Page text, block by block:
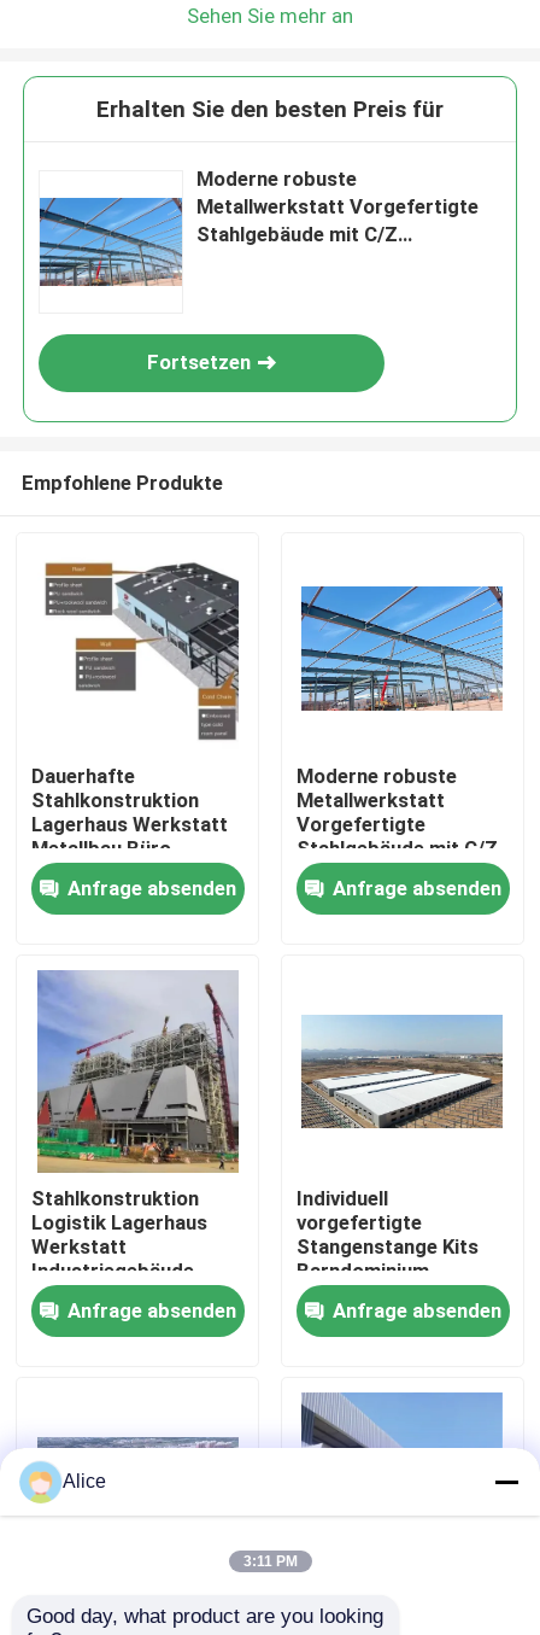
Über uns
Fabrik-Ausflug
Qualitätskontrolle
Treten Sie mit uns in Verbindung
Stahlkonstruktionsgebäude
Stahlkonstruktionslager
Stahlkonstruktionswerkstatt
Sehen Sie mehr an
Erhalten Sie den besten Preis für
Moderne robuste
Metallwerkstatt Vorgefertigte
Stahlgebäude mit C/Z
Fortsetzen
Empfohlene Produkte
Dauerhafte
Stahlkonstruktion
Lagerhaus Werkstatt
Metallbau Büro
Anfrage absenden
Moderne robuste
Metallwerkstatt
Vorgefertigte
Stahlgebäude mit C/Z
galvanisierter
Stahlpurlin
Anfrage absenden
Stahlkonstruktion
Logistik Lagerhaus
Werkstatt
Industriegebäude
Gewerbegebäude
Anfrage absenden
Individuell
vorgefertigte
Stangenstange Kits
Barndominium
Gebäude
Stahlkonstruktion
Lagerhaus Farm
Werkstatt
Metallgebäude
Anfrage absenden
StahlkonstruktionswerkstattFertigungsbau
Alice
3:11 PM
Good day, what product are you looking